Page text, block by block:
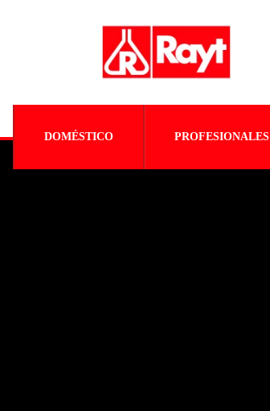
DOMÉSTICO PROFESIONALES